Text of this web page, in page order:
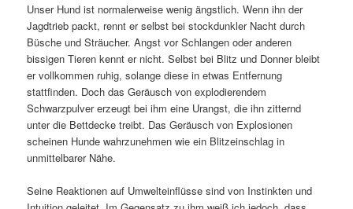
Unser Hund ist normalerweise wenig ängstlich. Wenn ihn der
Jagdtrieb packt, rennt er selbst bei stockdunkler Nacht durch
Büsche und Sträucher. Angst vor Schlangen oder anderen
bissigen Tieren kennt er nicht. Selbst bei Blitz und Donner bleibt
er vollkommen ruhig, solange diese in etwas Entfernung
stattfinden. Doch das Geräusch von explodierendem
Schwarzpulver erzeugt bei ihm eine Urangst, die ihn zitternd
unter die Bettdecke treibt. Das Geräusch von Explosionen
scheinen Hunde wahrzunehmen wie ein Blitzeinschlag in
unmittelbarer Nähe.
Seine Reaktionen auf Umwelteinflüsse sind von Instinkten und